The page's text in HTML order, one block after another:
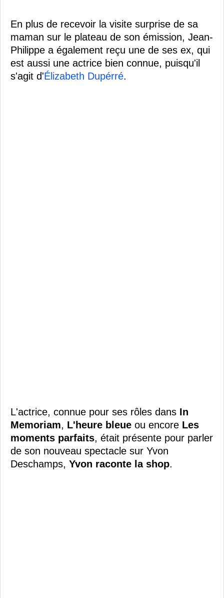
En plus de recevoir la visite surprise de sa
maman sur le plateau de son émission, Jean-
Philippe a également reçu une de ses ex, qui
est aussi une actrice bien connue, puisqu'il
s'agit d'Élizabeth Dupérré.
L'actrice, connue pour ses rôles dans In
Memoriam, L'heure bleue ou encore Les
moments parfaits, était présente pour parler
de son nouveau spectacle sur Yvon
Deschamps, Yvon raconte la shop.